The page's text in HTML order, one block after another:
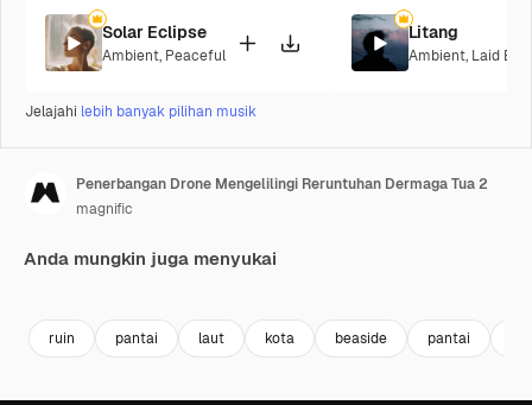
Solar Eclipse
Ambient, Peaceful
Litang
Ambient, Laid
Jelajahi lebih banyak pilihan musik
Penerbangan Drone Mengelilingi Reruntuhan Dermaga Tua 2
magnific
Anda mungkin juga menyukai
ruin pantai laut kota beaside pantai